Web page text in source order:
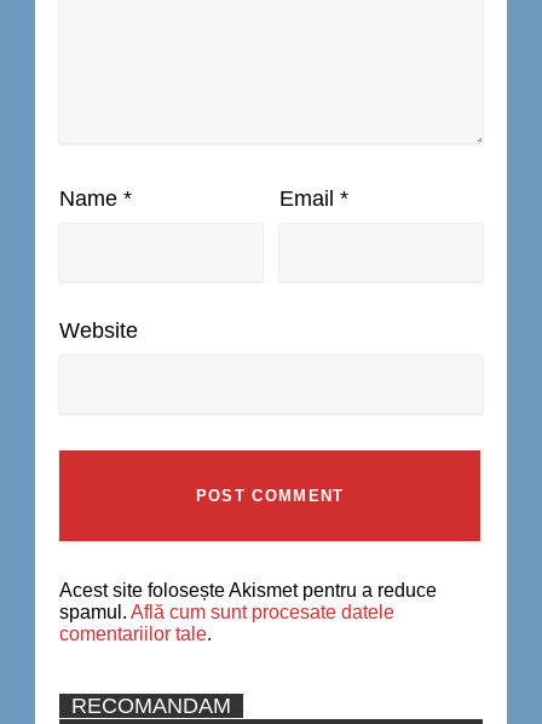
Name * Email *
Website
Acest site folosește Akismet pentru a reduce
spamul. Află cum sunt procesate datele
comentariilor tale.
RECOMANDAM